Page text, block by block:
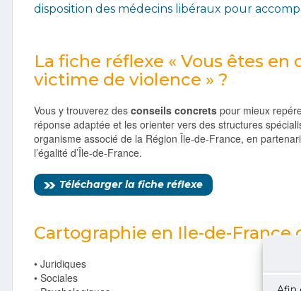
disposition des médecins libéraux pour
La fiche réflexe « Vous êtes
victime de violence » ?
Vous y trouverez des conseils concrets pour mieux
réponse adaptée et les orienter vers des structures
organisme associé de la Région Île-de-France, en
l’égalité d’Île-de-France.
Télécharger la fiche réflexe
Cartographie en Ile-de-France
• Juridiques
• Sociales